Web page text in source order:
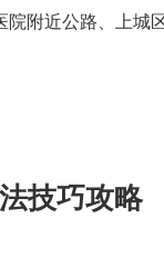
附近公路、上城
技巧攻略